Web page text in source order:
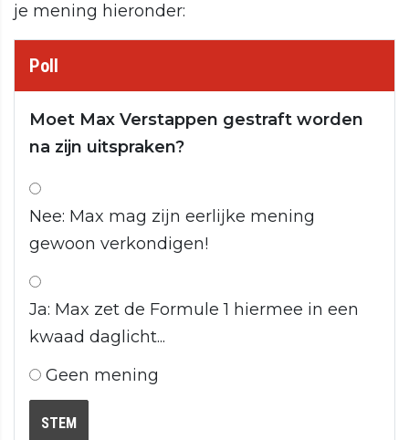
je mening hieronder:
Poll
Moet Max Verstappen gestraft worden
na zijn uitspraken?
Nee: Max mag zijn eerlijke mening
gewoon verkondigen!
Ja: Max zet de Formule 1 hiermee in een
kwaad daglicht...
Geen mening
STEM